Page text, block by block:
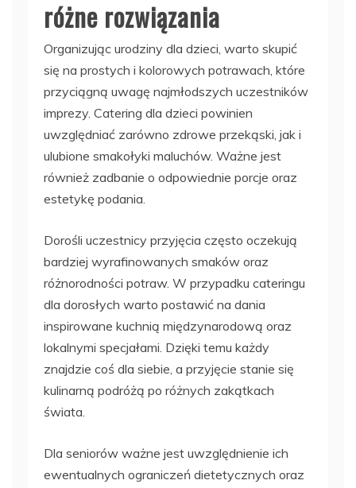
różne rozwiązania
Organizując urodziny dla dzieci, warto skupić
się na prostych i kolorowych potrawach, które
przyciągną uwagę najmłodszych uczestników
imprezy. Catering dla dzieci powinien
uwzględniać zarówno zdrowe przekąski, jak i
ulubione smakołyki maluchów. Ważne jest
również zadbanie o odpowiednie porcje oraz
estetykę podania.
Dorośli uczestnicy przyjęcia często oczekują
bardziej wyrafinowanych smaków oraz
różnorodności potraw. W przypadku cateringu
dla dorosłych warto postawić na dania
inspirowane kuchnią międzynarodową oraz
lokalnymi specjałami. Dzięki temu każdy
znajdzie coś dla siebie, a przyjęcie stanie się
kulinarną podróżą po różnych zakątkach
świata.
Dla seniorów ważne jest uwzględnienie ich
ewentualnych ograniczeń dietetycznych oraz